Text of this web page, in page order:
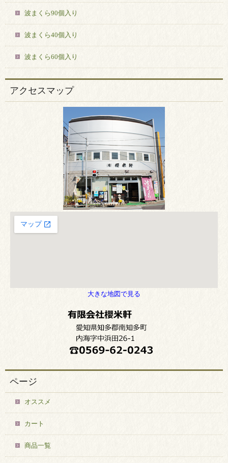
波まくら90個入り
波まくら40個入り
波まくら60個入り
アクセスマップ
大きな地図で見る
ページ
オススメ
カート
商品一覧